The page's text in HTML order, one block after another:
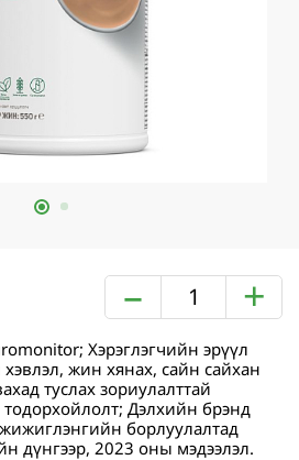
– +
Хэрэглэгчийн эрүүл
жин хянах, сайн сайхан
туслах зориулалттай
тодорхойлолт; Дэлхийн брэнд
борлуулалтад
дүнгээр, 2023 оны мэдээлэл.